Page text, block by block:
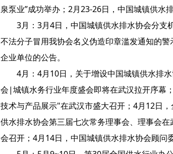
泉泵业”成功举办；2月23-26日，中国城镇供水
3月：3月4日，中国城镇供水排水协会分支
不法分子冒用我协会名义伪造印章滥发通知的
企业单位的公告。
4月：4月10日，关于增设中国城镇供水排
会|城镇水务行业年度盛会即将在武汉拉开序幕
技术与产品展示"在武汉市盛大召开；4月12日
供水排水协会第三届七次常务理事会、理事会
会召开；4月14日，中国城镇供水排水协会顾问